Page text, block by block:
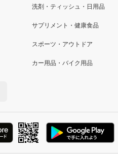
洗剤・ティッシュ・日用品
サプリメント・健康食品
スポーツ・アウトドア
カー用品・バイク用品